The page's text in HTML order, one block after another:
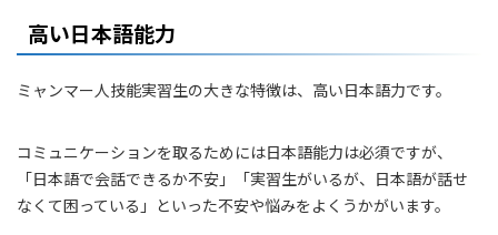
高い日本語能力
ミャンマー人技能実習生の大きな特徴は、高い日本語力です。
コミュニケーションを取るためには日本語能力は必須ですが、
「日本語で会話できるか不安」「実習生がいるが、日本語が話せ
なくて困っている」といった不安や悩みをよくうかがいます。